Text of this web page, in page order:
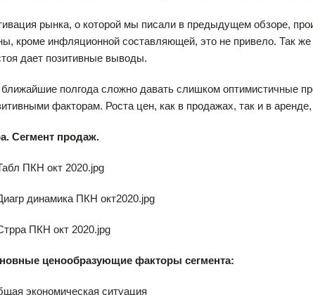
рынка, о которой мы писали в предыдущем обзоре,
кроме инфляционной составляющей, это не привело. Так
дает позитивные выводы.
полгода сложно давать слишком оптимистичные
факторам. Роста цен, как в продажах, так и в
Сегмент продаж.
ценообразующие факторы сегмента:
экономическая ситуация